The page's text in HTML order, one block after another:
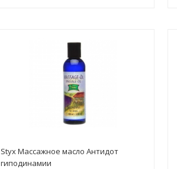
Styx Массажное масло Антидот
гиподинамии